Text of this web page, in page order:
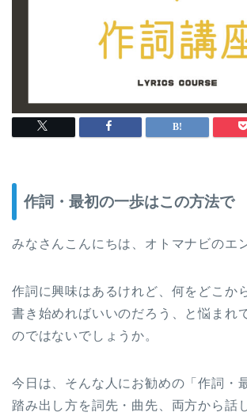
作詞・最初の一歩はこの方法で
みなさんこんにちは、オトマナビのエ
作詞に興味はあるけれど、何をどこか
書き始めればいいのだろう、と悩まれ
のではないでしょうか。
今日は、そんな人にお勧めの「作詞・
踏み出し方を詞先・曲先、両方から話